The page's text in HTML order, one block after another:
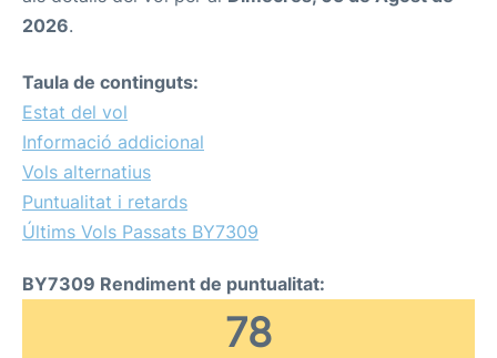
2026.
Taula de continguts:
Estat del vol
Informació addicional
Vols alternatius
Puntualitat i retards
Últims Vols Passats BY7309
BY7309 Rendiment de puntualitat:
78